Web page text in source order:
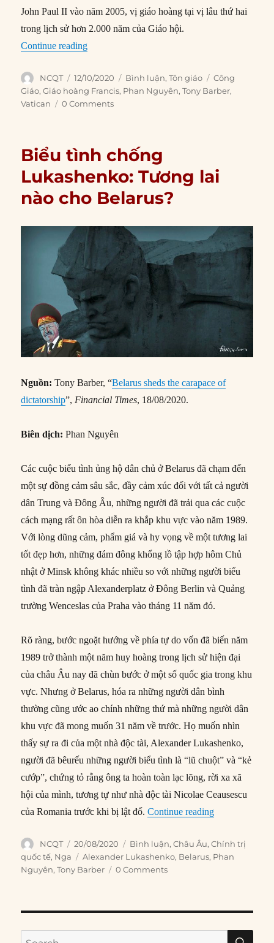
John Paul II vào năm 2005, vị giáo hoàng tại vị lâu thứ hai
trong lịch sử hơn 2.000 năm của Giáo hội.
Continue reading“Tranh giành quyền lực tại Tòa thánh Vatican”
Author
NCQT
Posted
on
12/10/2020 Categories
Bình luận,Tôn giáo Tags
Công
Giáo,Giáo hoàng Francis, Phan Nguyên,Tony Barber,
Vatican
0 Comments
Biểu tình chống
Lukashenko: Tương lai
nào cho Belarus?
Nguồn:Tony Barber, “Belarus sheds the carapace of
dictatorship”, Financial Times, 18/08/2020.
Biên dịch:Phan Nguyên
Các cuộc biểu tình ủng hộ dân chủ ở Belarus đã chạm đến
một sự đồng cảm sâu sắc, đầy cảm xúc đối với tất cả người
dân Trung và Đông Âu, những người đã trải qua các cuộc
cách mạng rất ôn hòa diễn ra khắp khu vực vào năm 1989.
Với lòng dũng cảm, phẩm giá và hy vọng về một tương lai
tốt đẹp hơn, những đám đông khổng lồ tập hợp hôm Chủ
nhật ở Minsk không khác nhiều so với những người biểu
tình đã tràn ngập Alexanderplatz ở Đông Berlin và Quảng
trường Wenceslas của Praha vào tháng 11 năm đó.
Rõ ràng, bước ngoặt hướng về phía tự do vốn đã biến năm
1989 trở thành một năm huy hoàng trong lịch sử hiện đại
của châu Âu nay đã chùn bước ở một số quốc gia trong khu
vực. Nhưng ở Belarus, hóa ra những người dân bình
thường cũng ước ao chính những thứ mà những người dân
khu vực đã mong muốn 31 năm về trước. Họ muốn nhìn
thấy sự ra đi của một nhà độc tài, Alexander Lukashenko,
người đã bêurếu những người biểu tình là “lũ chuột” và “kẻ
cướp”, chứng tỏ rằng ông ta hoàn toàn lạc lõng, rời xa xã
hội của mình, tương tự như nhà độc tài Nicolae Ceausescu
của Romania trước khi bị lật đổ.Continue reading“Biểu tình
Author
NCQT
Posted
on
20/08/2020 Categories
Bình luận,Châu Âu,Chính trị
quốc tế, Nga Tags
Alexander Lukashenko, Belarus, Phan
Nguyên,Tony Barber 0 Comments
Search